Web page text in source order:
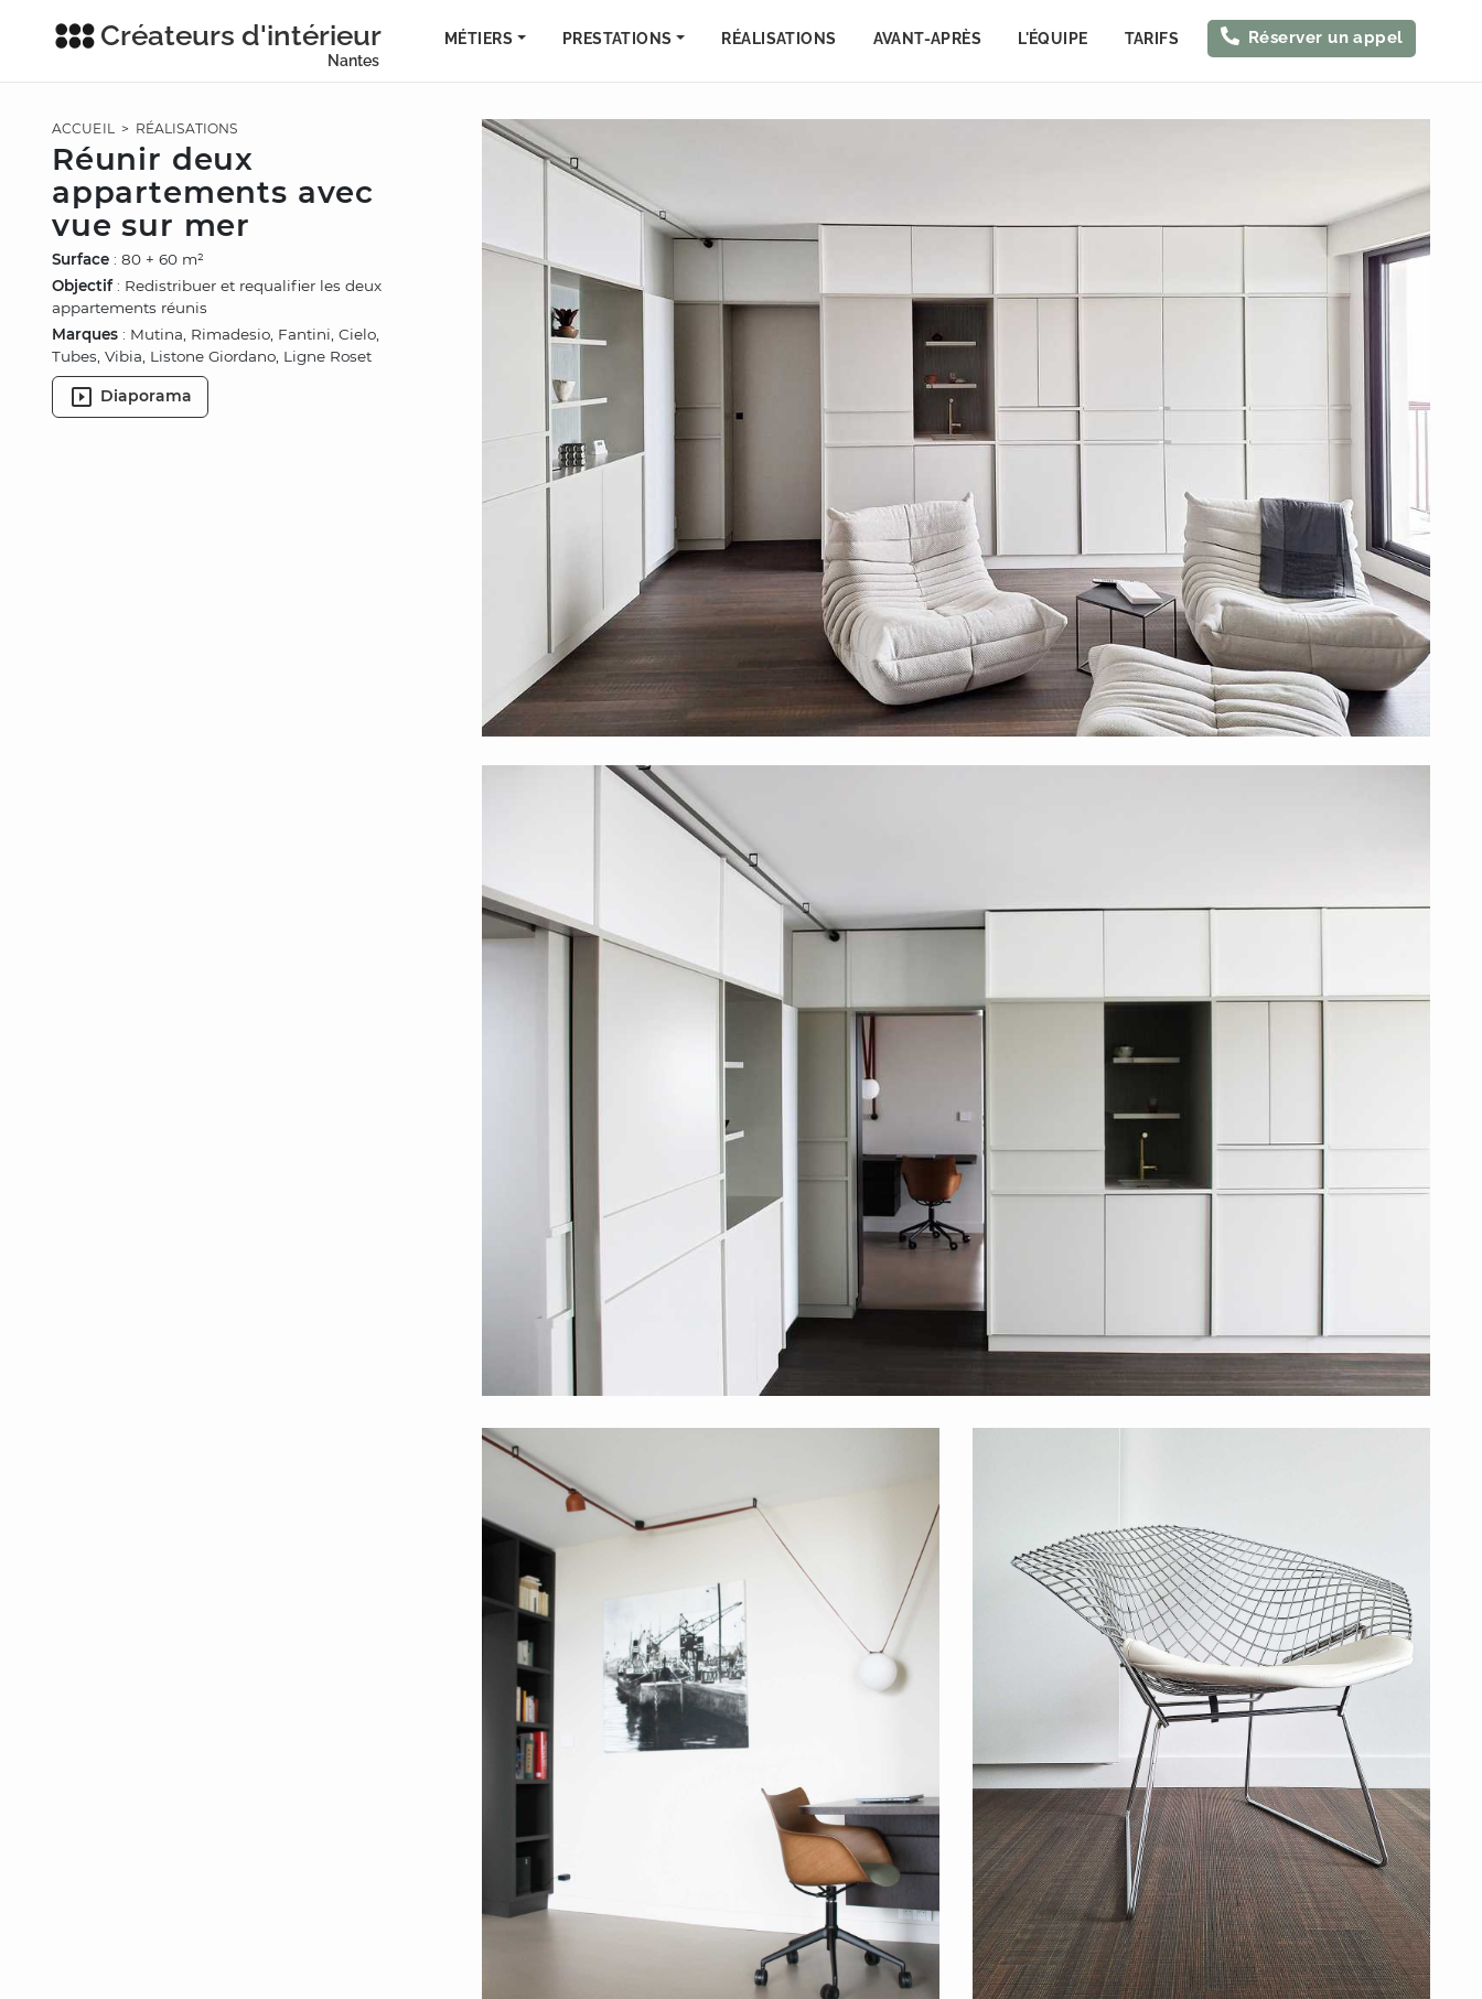
Créateurs d'intérieur
Nantes
MÉTIERS PRESTATIONS RÉALISATIONS AVANT-APRÈS L'ÉQUIPE TARIFS Réserver un appel
ACCUEIL> RÉALISATIONS
Réunir deux
appartements avec
vue sur mer
Surface : 80 + 60 m²
Objectif: Redistribuer et requalifier les deux
appartements réunis
Marques : Mutina, Rimadesio, Fantini, Cielo,
Tubes, Vibia, Listone Giordano, Ligne Roset
Diaporama